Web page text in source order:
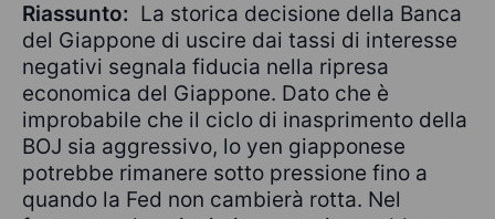
Riassunto: La storica decisione della Banca
del Giappone di uscire dai tassi di interesse
negativi segnala fiducia nella ripresa
economica del Giappone. Dato che è
improbabile che il ciclo di inasprimento della
BOJ sia aggressivo, lo yen giapponese
potrebbe rimanere sotto pressione fino a
quando la Fed non cambierà rotta. Nel